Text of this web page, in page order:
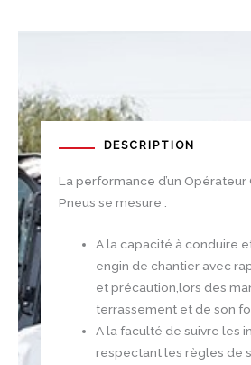
DESCRIPTION
La performance d’un Opérateur
Pneus se mesure :
A la capacité à conduire
engin de chantier avec
et précaution,lors des
terrassement et de son
A la faculté de suivre les
respectant les règles de